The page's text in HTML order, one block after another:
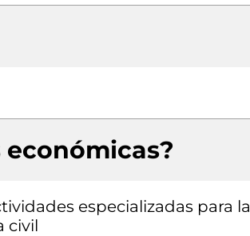
económicas?
especializadas para la
civil